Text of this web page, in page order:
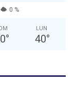
0 %
°
LUN
40°